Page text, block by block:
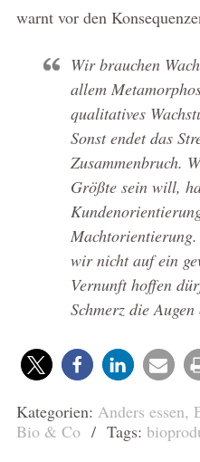
warnt vor den
Wir brauchen
allem
qualitatives
Sonst endet das
Zusammenbruch.
Größte sein will,
wir nicht auf ein
Vernunft hoffen
Schmerz die Augen
Kategorien: Anders essen,
Bio & Co/ Tags: